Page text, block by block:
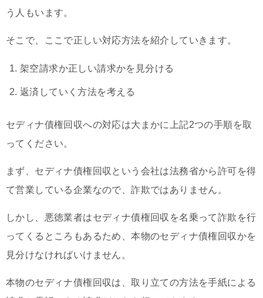
う人もいます。
そこで、ここで正しい対応方法を紹介していきます。
架空請求か正しい請求かを見分ける
返済していく方法を考える
セディナ債権回収への対応は大まかに上記2つの手順を取
ってください。
まず、セディナ債権回収という会社は法務省から許可を得
て営業している企業なので、詐欺ではありません。
しかし、悪徳業者はセディナ債権回収を名乗って詐欺を行
ってくるところもあるため、本物のセディナ債権回収かを
見分けなければいけません。
本物のセディナ債権回収は、取り立ての方法を手紙による